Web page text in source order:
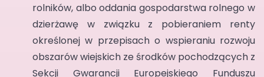
rolników, albo oddania gospodarstwa rolnego w
dzierżawę w związku z pobieraniem renty
określonej w przepisach o wspieraniu rozwoju
obszarów wiejskich ze środków pochodzących z
Sekcji Gwarancji Europejskiego Funduszu